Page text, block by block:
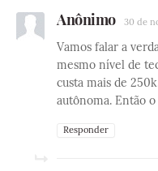
Anônimo 30 de
Vamos falar a
mesmo nível de
custa mais de
autônoma. Então
Responder